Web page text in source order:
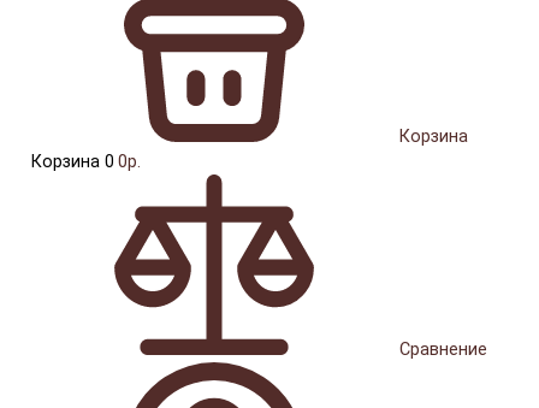
Корзина
Корзина 0 0р.
Сравнение